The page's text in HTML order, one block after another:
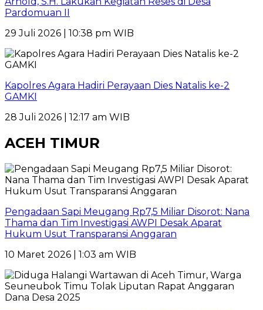
Pardomuan II
29 Juli 2026 | 10:38 pm WIB
Kapolres Agara Hadiri Perayaan Dies Natalis ke-2
GAMKI
28 Juli 2026 | 12:17 am WIB
ACEH TIMUR
Pengadaan Sapi Meugang Rp7,5 Miliar Disorot: Nana
Thama dan Tim Investigasi AWPI Desak Aparat
Hukum Usut Transparansi Anggaran
10 Maret 2026 | 1:03 am WIB